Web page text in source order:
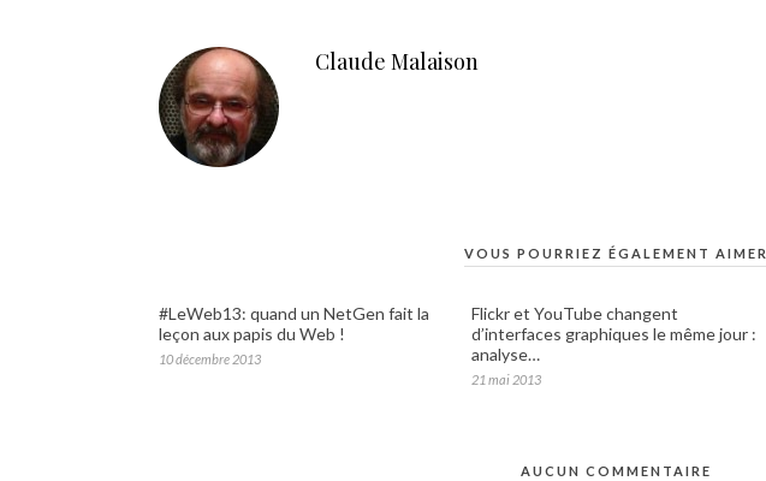
Claude Malaison
VOUS POURRIEZ ÉGALEMENT AIMER
#LeWeb13: quand un NetGen fait la
leçon aux papis du Web !
10 décembre 2013
Flickr et YouTube changent
d’interfaces graphiques le même jour :
analyse…
21 mai 2013
AUCUN COMMENTAIRE